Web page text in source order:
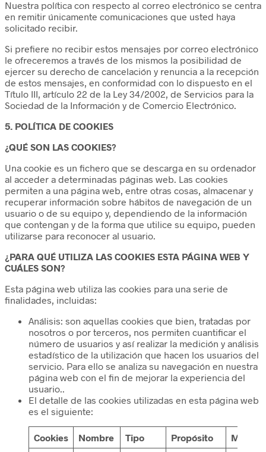
Nuestra política con respecto al correo electrónico se centra
en remitir únicamente comunicaciones que usted haya
solicitado recibir.
Si prefiere no recibir estos mensajes por correo electrónico
le ofreceremos a través de los mismos la posibilidad de
ejercer su derecho de cancelación y renuncia a la recepción
de estos mensajes, en conformidad con lo dispuesto en el
Título III, artículo 22 de la Ley 34/2002, de Servicios para la
Sociedad de la Información y de Comercio Electrónico.
5. POLÍTICA DE COOKIES
¿QUÉ SON LAS COOKIES?
Una cookie es un fichero que se descarga en su ordenador
al acceder a determinadas páginas web. Las cookies
permiten a una página web, entre otras cosas, almacenar y
recuperar información sobre hábitos de navegación de un
usuario o de su equipo y, dependiendo de la información
que contengan y de la forma que utilice su equipo, pueden
utilizarse para reconocer al usuario.
¿PARA QUÉ UTILIZA LAS COOKIES ESTA PÁGINA WEB Y
CUÁLES SON?
Esta página web utiliza las cookies para una serie de
finalidades, incluidas:
Análisis: son aquellas cookies que bien, tratadas por
nosotros o por terceros, nos permiten cuantificar el
número de usuarios y así realizar la medición y análisis
estadístico de la utilización que hacen los usuarios del
servicio. Para ello se analiza su navegación en nuestra
página web con el fin de mejorar la experiencia del
usuario..
El detalle de las cookies utilizadas en esta página web
es el siguiente:
Cookies Nombre Tipo Propósito Más